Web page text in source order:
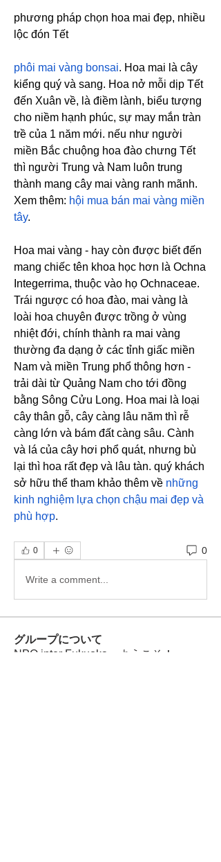
phương pháp chọn hoa mai đẹp, nhiều
lộc đón Tết
phôi mai vàng bonsai. Hoa mai là cây
kiểng quý và sang. Hoa nở mỗi dịp Tết
đến Xuân về, là điềm lành, biểu tượng
cho niềm hạnh phúc, sự may mắn tràn
trề của 1 năm mới. nếu như người
miền Bắc chuộng hoa đào chưng Tết
thì người Trung và Nam luôn trung
thành mang cây mai vàng ranh mãnh.
Xem thêm: hội mua bán mai vàng miền
tây.
Hoa mai vàng - hay còn được biết đến
mang chiếc tên khoa học hơn là Ochna
Integerrima, thuộc vào họ Ochnaceae.
Trái ngược có hoa đào, mai vàng là
loài hoa chuyên được trồng ở vùng
nhiệt đới, chính thành ra mai vàng
thường đa dạng ở các tỉnh giấc miền
Nam và miền Trung phổ thông hơn -
trải dài từ Quảng Nam cho tới đồng
bằng Sông Cửu Long. Hoa mai là loại
cây thân gỗ, cây càng lâu năm thì rễ
càng lớn và bám đất càng sâu. Cành
và lá của cây hơi phổ quát, nhưng bù
lại thì hoa rất đẹp và lâu tàn. quý khách
sở hữu thể tham khảo thêm về những
kinh nghiệm lựa chọn chậu mai đẹp và
phù hợp.
0 0
Write a comment...
グループについて
NPO inter Fukuokaへようこそ！